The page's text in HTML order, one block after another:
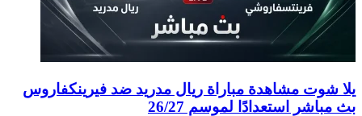
مشاهدة مباراة ريال مدريد ضد فيرينكفاروس
استعدادًا لموسم 26/27